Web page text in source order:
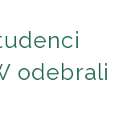
odebrali